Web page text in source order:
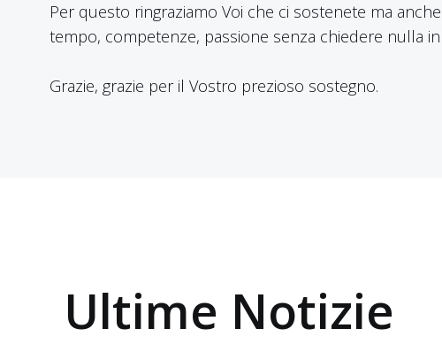
Per questo ringraziamo Voi che ci sostenete ma
tempo, competenze, passione senza chiedere nulla
Grazie, grazie per il Vostro prezioso sostegno.
Ultime Notizie